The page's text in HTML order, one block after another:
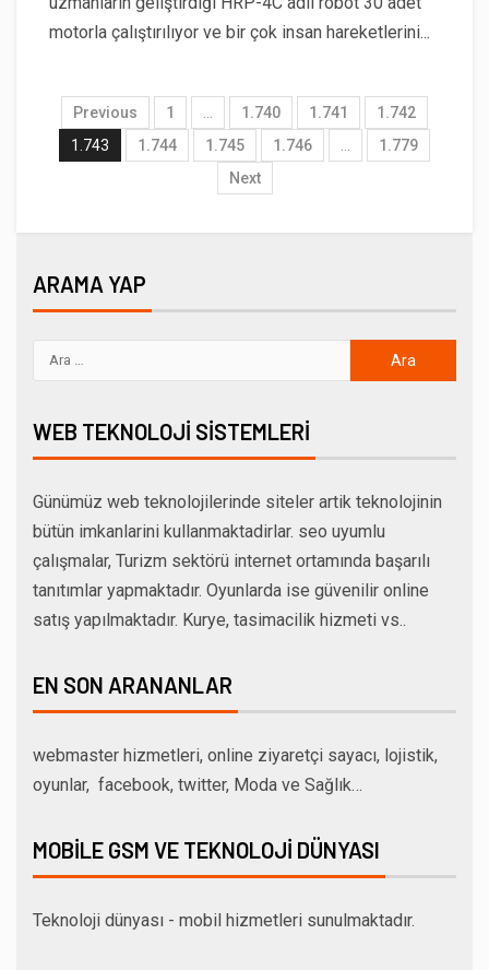
motorla çalıştırılıyor ve bir çok insan hareketlerini...
Previous 1 1.740 1.741
1.742
1.743
1.744 1.745 1.746
1.779
Next
ARAMA YAP
WEB TEKNOLOJI SISTEMLERI
Günümüz web teknolojilerinde siteler artik teknolojinin
bütün imkanlarini kullanmaktadirlar. seo uyumlu
çalışmalar, Turizm sektörü internet ortamında başarılı
tanıtımlar yapmaktadır. Oyunlarda ise güvenilir online
satış yapılmaktadır. Kurye, tasimacilik hizmeti vs..
EN SON ARANANLAR
webmaster hizmetleri, online ziyaretçi sayacı, lojistik,
oyunlar, facebook, twitter, Moda ve Sağlık…
MOBILE GSM VE TEKNOLOJI DÜNYASI
Teknoloji dünyası - mobil hizmetleri sunulmaktadır.